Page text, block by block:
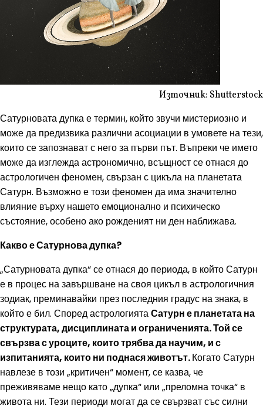
Източник: Shutterstock
Сатурновата дупка е термин, който звучи мистериозно и
може да предизвика различни асоциации в умовете на тези,
които се запознават с него за първи път. Въпреки че името
може да изглежда астрономично, всъщност се отнася до
астрологичен феномен, свързан с цикъла на планетата
Сатурн. Възможно е този феномен да има значително
влияние върху нашето емоционално и психическо
състояние, особено ако рожденият ни ден наближава.
Какво е Сатурнова дупка?
„Сатурновата дупка“ се отнася до периода, в който Сатурн
е в процес на завършване на своя цикъл в астрологичния
зодиак, преминавайки през последния градус на знака, в
който е бил. Според астрологиятаСатурн е планетата на
структурата, дисциплината и ограниченията. Той се
свързва с уроците, които трябва да научим, и с
изпитанията, които ни поднася животът.Когато Сатурн
навлезе в този „критичен“ момент, се казва, че
преживяваме нещо като „дупка“ или „преломна точка“ в
живота ни. Тези периоди могат да се свързват със силни